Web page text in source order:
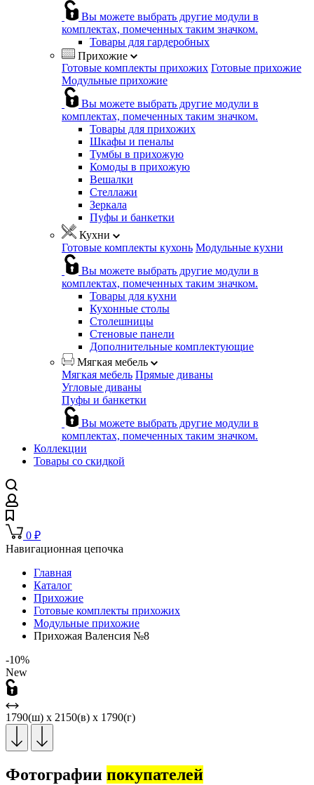
Вы можете выбрать другие модули в
комплектах, помеченных таким значком.
Товары для гардеробных
Прихожие
Готовые комплекты прихожих Готовые прихожие
Модульные прихожие
Вы можете выбрать другие модули в
комплектах, помеченных таким значком.
Товары для прихожих
Шкафы и пеналы
Тумбы в прихожую
Комоды в прихожую
Вешалки
Стеллажи
Зеркала
Пуфы и банкетки
Кухни
Готовые комплекты кухонь Модульные кухни
Вы можете выбрать другие модули в
комплектах, помеченных таким значком.
Товары для кухни
Кухонные столы
Столешницы
Стеновые панели
Дополнительные комплектующие
Мягкая мебель
Мягкая мебель Прямые диваны
Угловые диваны
Пуфы и банкетки
Вы можете выбрать другие модули в
комплектах, помеченных таким значком.
Коллекции
Товары со скидкой
0 ₽
Навигационная цепочка
Главная
Каталог
Прихожие
Готовые комплекты прихожих
Модульные прихожие
Прихожая Валенсия №8
-10%
New
1790(ш) x 2150(в) x 1790(г)
Фотографии покупателей